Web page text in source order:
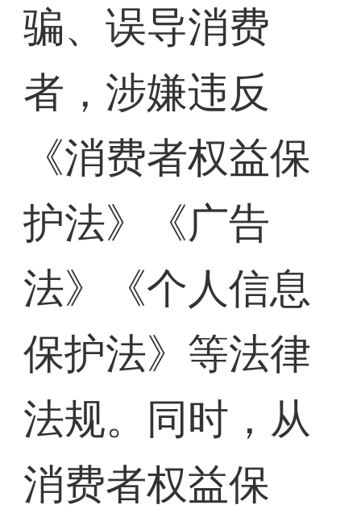
骗、误导消费
者，涉嫌违反
《消费者权益保
护法》《广告
法》《个人信息
保护法》等法律
法规。同时，从
消费者权益保